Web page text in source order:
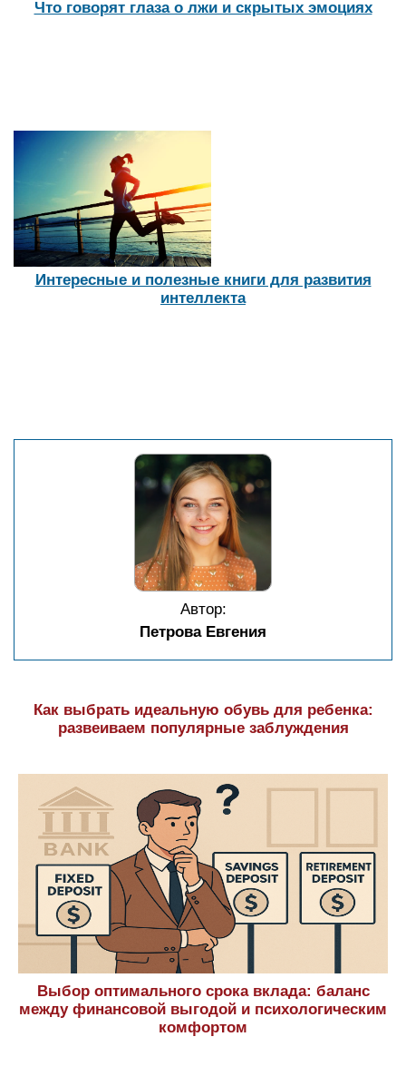
Что говорят глаза о лжи и скрытых эмоциях
Интересные и полезные книги для развития
интеллекта
Автор:
Петрова Евгения
Как выбрать идеальную обувь для ребенка:
развеиваем популярные заблуждения
Выбор оптимального срока вклада: баланс
между финансовой выгодой и психологическим
комфортом